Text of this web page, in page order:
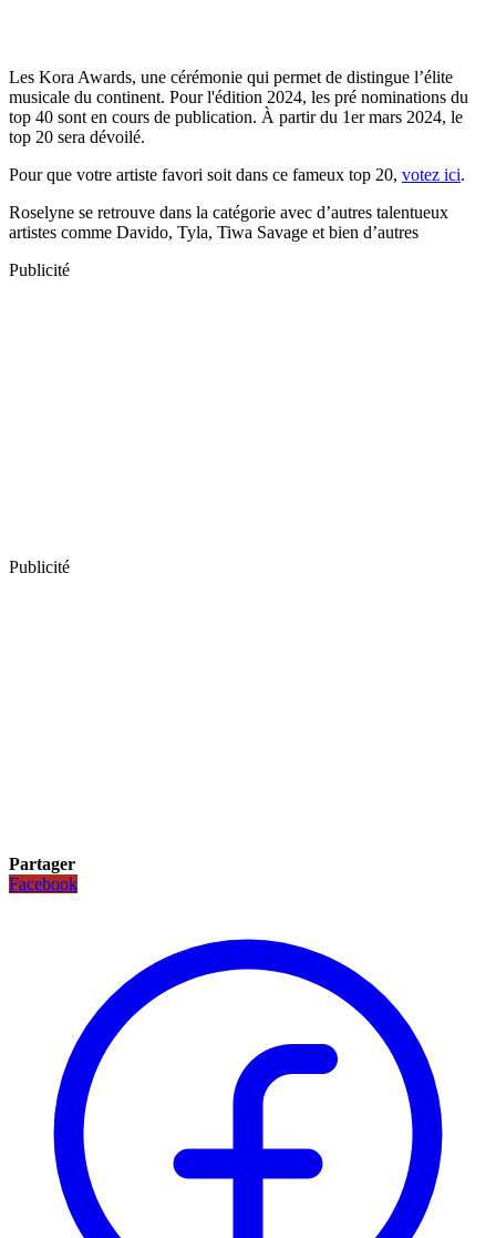
Les Kora Awards, une cérémonie qui permet de distingue l’élite
musicale du continent. Pour l'édition 2024, les pré nominations du
top 40 sont en cours de publication. À partir du 1er mars 2024, le
top 20 sera dévoilé.
Pour que votre artiste favori soit dans ce fameux top 20, votez ici.
Roselyne se retrouve dans la catégorie avec d’autres talentueux
artistes comme Davido, Tyla, Tiwa Savage et bien d’autres
Publicité
Publicité
Partager
Facebook